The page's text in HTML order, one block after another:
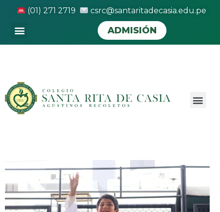
(01) 271 2719 csrc@santaritadecasia.edu.pe
ADMISIÓN